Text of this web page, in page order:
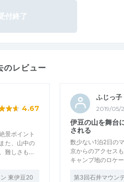
付終了
のレビュー
4.67
景ポイント
た、山中の
難しさも…
東伊豆20
ふじっ子
2019/05/
伊豆の山を舞台
される
数少ない1泊2日の
京からのアクセス
キャンプ地のロケ
第3回石井マウン